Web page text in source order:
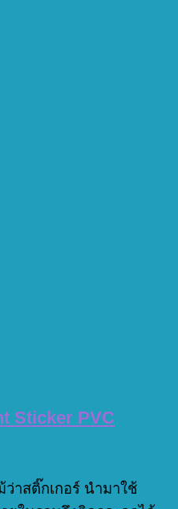
Sticker PVC
ว่าสติ๊กเกอร์ นำมาใช้